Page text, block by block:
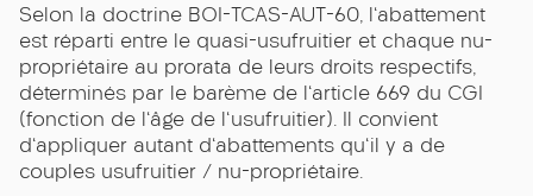
Selon la doctrine BOI-TCAS-AUT-60, l'abattement
est réparti entre le quasi-usufruitier et chaque nu-
propriétaire au prorata de leurs droits respectifs,
déterminés par le barème de l'article 669 du CGI
(fonction de l'âge de l'usufruitier). Il convient
d'appliquer autant d'abattements qu'il y a de
couples usufruitier / nu-propriétaire.